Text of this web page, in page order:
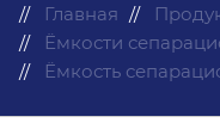
Главная
Ёмкости
Ёмкость